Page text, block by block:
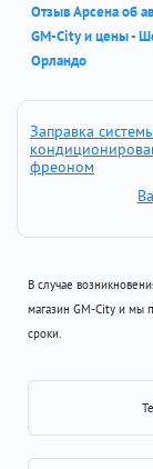
Отзыв Арсена об
GM-City и цены -
Орландо
Заправка
фреоном
В случае
магазин GM-City и мы
сроки.